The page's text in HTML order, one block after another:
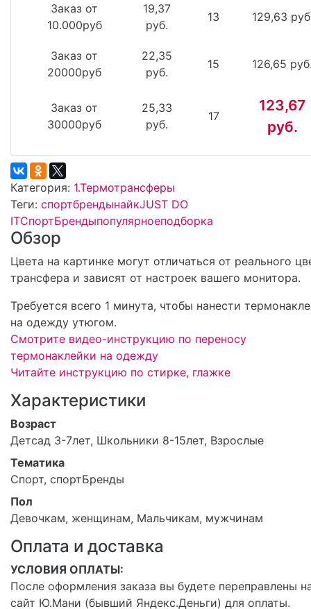
Заказ от
10.000руб
19,37
руб.
13 129,63
Заказ от
20000руб
22,35
руб.
15 126,65
Заказ от
30000руб
25,33
руб.
17
123,67
руб.
Категория: 1.Термотрансферы
Теги: спортбрендынайкJUST DO
ITСпортБрендыпопулярноеподборка
Обзор
Цвета на картинке могут отличаться от реального
трансфера и зависят от настроек вашего монитора.
Требуется всего 1 минута, чтобы нанести
на одежду утюгом.
Смотрите видео-инструкцию по переносу
термонаклейки на одежду
Читайте инструкцию по стирке, глажке
Характеристики
Возраст
Детсад 3-7лет, Школьники 8-15лет, Взрослые
Тематика
Спорт, спортБренды
Пол
Девочкам, женщинам, Мальчикам, мужчинам
Оплата и доставка
УСЛОВИЯ ОПЛАТЫ:
После оформления заказа вы будете переправлены
сайт Ю.Мани (бывший Яндекс.Деньги) для оплаты.